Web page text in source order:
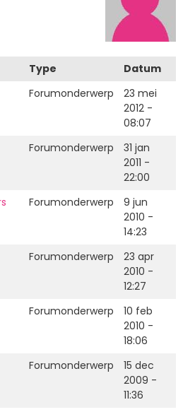
Type
Datum
Forumonderwerp
23 mei
2012 -
08:07
Forumonderwerp
31 jan
2011 -
22:00
Forumonderwerp
9 jun
2010 -
14:23
Forumonderwerp
23 apr
2010 -
12:27
Forumonderwerp
10 feb
2010 -
18:06
Forumonderwerp
15 dec
2009 -
11:36